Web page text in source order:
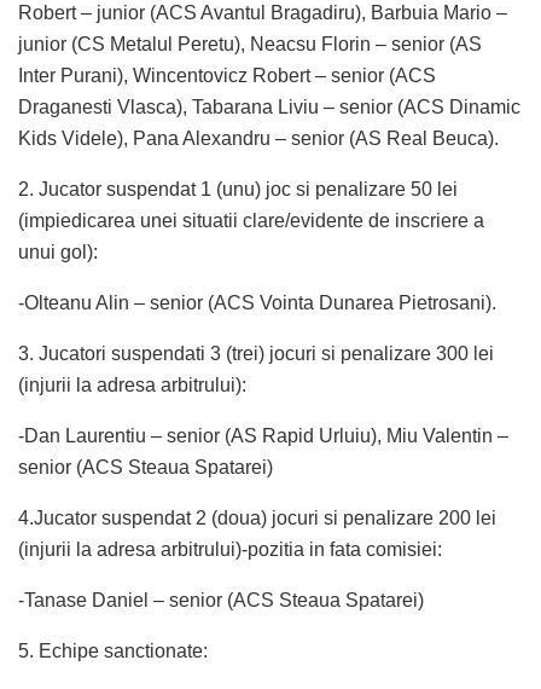
Robert – junior (ACS Avantul Bragadiru), Barbuia Mario –
junior (CS Metalul Peretu), Neacsu Florin – senior (AS
Inter Purani), Wincentovicz Robert – senior (ACS
Draganesti Vlasca), Tabarana Liviu – senior (ACS Dinamic
Kids Videle), Pana Alexandru – senior (AS Real Beuca).
2. Jucator suspendat 1 (unu) joc si penalizare 50 lei
(impiedicarea unei situatii clare/evidente de inscriere a
unui gol):
-Olteanu Alin – senior (ACS Vointa Dunarea Pietrosani).
3. Jucatori suspendati 3 (trei) jocuri si penalizare 300 lei
(injurii la adresa arbitrului):
-Dan Laurentiu – senior (AS Rapid Urluiu), Miu Valentin –
senior (ACS Steaua Spatarei)
4.Jucator suspendat 2 (doua) jocuri si penalizare 200 lei
(injurii la adresa arbitrului)-pozitia in fata comisiei:
-Tanase Daniel – senior (ACS Steaua Spatarei)
5. Echipe sanctionate: